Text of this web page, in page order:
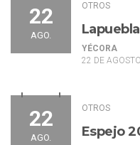
22
AGO.
OTROS
YÉCORA
22 DE
22
AGO.
OTROS
Espejo